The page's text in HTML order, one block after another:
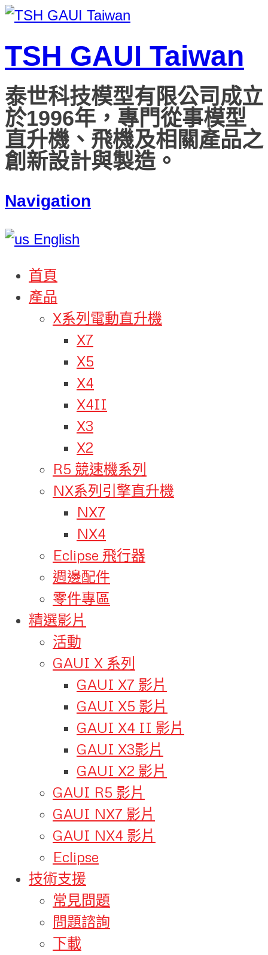
TSH GAUI Taiwan
泰世科技模型有限公司成立
於1996年，專門從事模型
直升機、飛機及相關產品之
創新設計與製造。
Navigation
English
首頁
產品
X系列電動直升機
X7
X5
X4
X4II
X3
X2
R5 競速機系列
NX系列引擎直升機
NX7
NX4
Eclipse 飛行器
週邊配件
零件專區
精選影片
活動
GAUI X 系列
GAUI X7 影片
GAUI X5 影片
GAUI X4 II 影片
GAUI X3影片
GAUI X2 影片
GAUI R5 影片
GAUI NX7 影片
GAUI NX4 影片
Eclipse
技術支援
常見問題
問題諮詢
下載